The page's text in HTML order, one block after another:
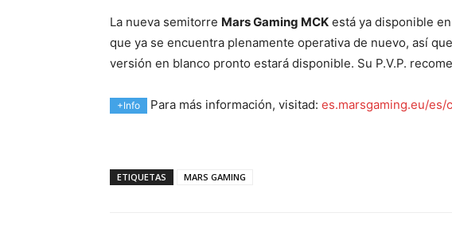
La nueva semitorre Mars Gaming MCK está ya disponible
que ya se encuentra plenamente operativa de nuevo, así
versión en blanco pronto estará disponible. Su P.V.P.
+Info Para más información, visitad: es.marsgaming.eu/
ETIQUETAS MARS GAMING